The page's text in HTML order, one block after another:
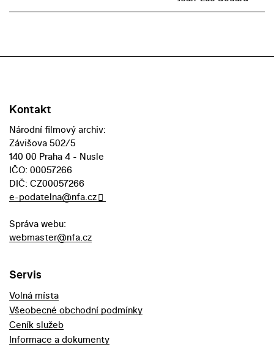
Kontakt
Národní filmový archiv:
Závišova 502/5
140 00 Praha 4 - Nusle
IČO: 00057266
DIČ: CZ00057266
e-podatelna@nfa.cz
Správa webu:
webmaster@nfa.cz
Servis
Volná místa
Všeobecné obchodní podmínky
Ceník služeb
Informace a dokumenty